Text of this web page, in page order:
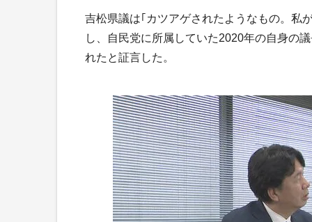
吉松県議は｢カツアゲされたようなもの。私
し、自民党に所属していた2020年の自身の
れたと証言した。